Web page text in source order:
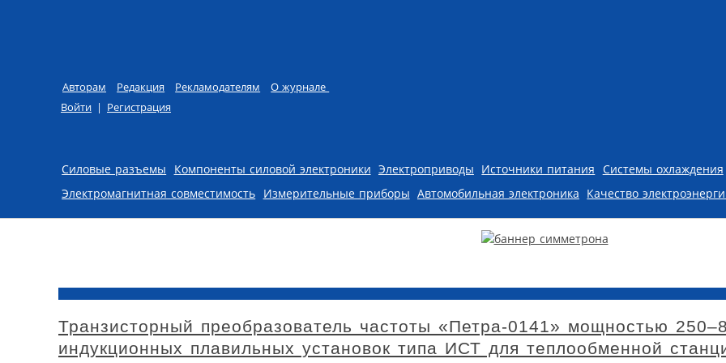
Авторам Редакция Рекламодателям
О журнале
Войти | Регистрация
Skip to content
Силовые разъемы Компоненты силовой электроники Электроприводы Источники питания Системы охлаждения
Электромагнитная совместимость Измерительные приборы Автомобильная электроника Качество
Транзисторный преобразователь частоты «Петра-0141» мощностью
индукционных плавильных установок типа ИСТ для теплообменной